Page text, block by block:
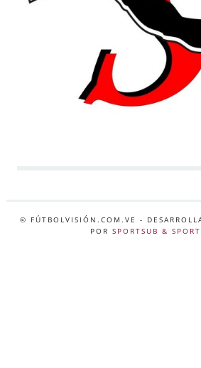
© FÚTBOLVISIÓN.COM.VE -
POR SPORTSUB &